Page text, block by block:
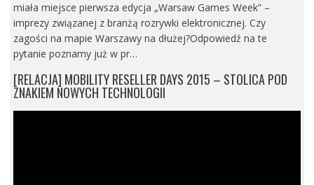
miała miejsce pierwsza edycja „Warsaw Games Week” –
imprezy związanej z branżą rozrywki elektronicznej. Czy
zagości na mapie Warszawy na dłużej?Odpowiedź na te
pytanie poznamy już w pr…
[RELACJA] MOBILITY RESELLER DAYS 2015 – STOLICA POD
ZNAKIEM NOWYCH TECHNOLOGII